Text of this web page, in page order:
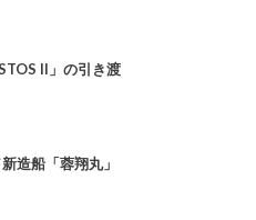
II」の引き渡
造船「蓉翔丸」